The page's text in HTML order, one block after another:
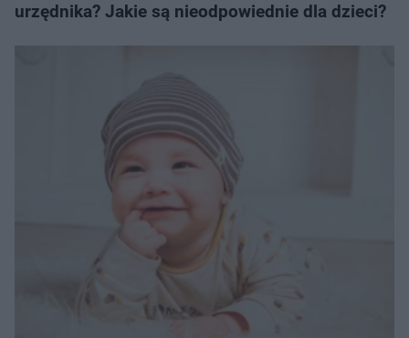
urzędnika? Jakie są nieodpowiednie dla dzieci?